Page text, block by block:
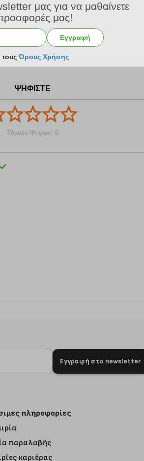
ΨΗΦΙΣΤΕ
Σύνολο Ψήφων: 0
Εγγραφή στο newsletter
πληροφορίες
παραλαβής
καριέρας
μας για να μαθαίνετε
μας!
Εγγραφή
Όρους Χρήσης